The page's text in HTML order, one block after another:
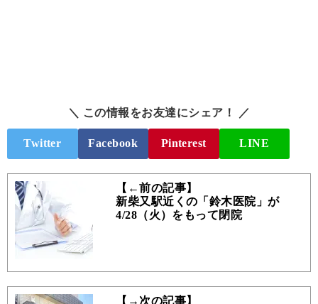
＼ この情報をお友達にシェア！ ／
Twitter Facebook Pinterest LINE
【←前の記事】
新柴又駅近くの「鈴木医院」が
4/28（火）をもって閉院
【→次の記事】